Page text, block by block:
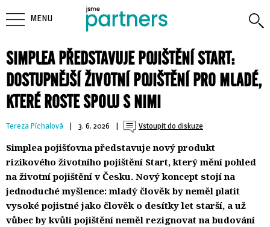
SIMPLEA PŘEDSTAVUJE POJIŠTĚNÍ START:
DOSTUPNĚJŠÍ ŽIVOTNÍ POJIŠTĚNÍ PRO MLADÉ,
KTERÉ ROSTE SPOLU S NIMI
Tereza Píchalová | 3. 6. 2026 | Vstoupit do diskuze
Simplea pojišťovna představuje nový produkt
rizikového životního pojištění Start, který mění pohled
na životní pojištění v Česku. Nový koncept stojí na
jednoduché myšlence: mladý člověk by neměl platit
vysoké pojistné jako člověk o desítky let starší, a už
vůbec by kvůli pojištění neměl rezignovat na budování
MENU